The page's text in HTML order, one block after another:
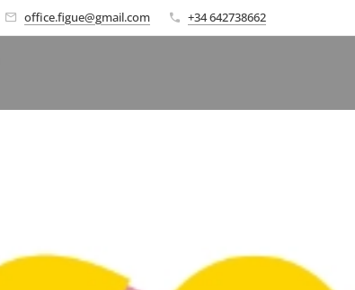
office.figue@gmail.com +34 642738662